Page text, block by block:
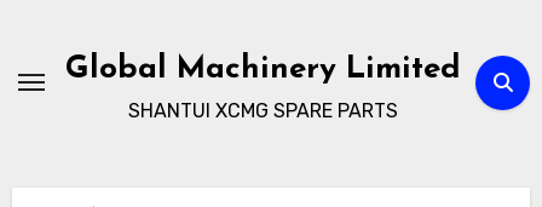
contentGlobal Machinery Limited
SHANTUI XCMG SPARE PARTS